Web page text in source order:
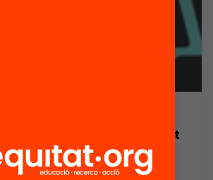
d’evolució de la sanitat